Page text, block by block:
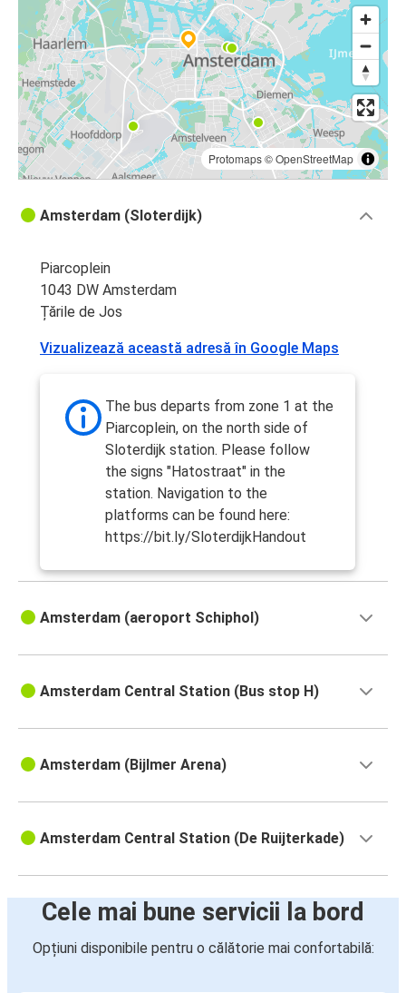
Protomaps©OpenStreetMap
Amsterdam (Sloterdijk)
Piarcoplein
1043 DW Amsterdam
Țările de Jos
Vizualizează această adresă în Google Maps
The bus departs from zone 1 at the
Piarcoplein, on the north side of
Sloterdijk station. Please follow
the signs "Hatostraat" in the
station. Navigation to the
platforms can be found here:
https://bit.ly/SloterdijkHandout
Amsterdam (aeroport Schiphol)
Amsterdam Central Station (Bus stop H)
Amsterdam (Bijlmer Arena)
Amsterdam Central Station (De Ruijterkade)
Cele mai bune servicii la bord
Opțiuni disponibile pentru o călătorie mai confortabilă: